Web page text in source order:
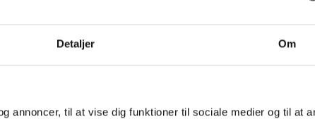
Detaljer Om
annoncer, til at vise dig funktioner til sociale medier og til at
599.950 kr.